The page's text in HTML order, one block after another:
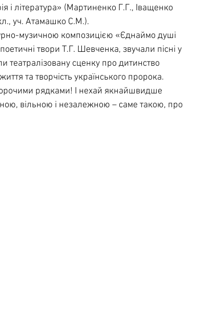
і література» (Мартиненко Г.Г., Іващенко
уч. Атамашко С.М.).
музичною композицією «Єднаймо душі
твори Т.Г. Шевченка, звучали пісні у
театралізовану сценку про дитинство
та творчість українського пророка.
рядками! І нехай якнайшвидше
вільною і незалежною – саме такою, про